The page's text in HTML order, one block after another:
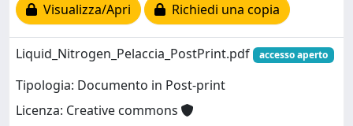
Visualizza/Apri
Richiedi una copia
Liquid_Nitrogen_Pelaccia_PostPrint.pdf accesso aperto
Tipologia: Documento in Post-print
Licenza: Creative commons